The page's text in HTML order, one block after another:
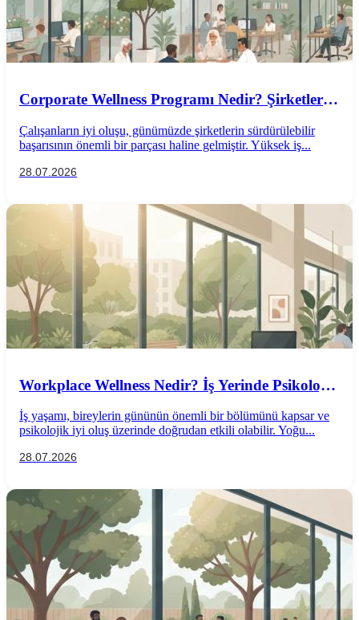
Corporate Wellness Programı Nedir? Şirketler
Çalışanların iyi oluşu, günümüzde şirketlerin sürdürülebilir
başarısının önemli bir parçası haline gelmiştir. Yüksek iş...
28.07.2026
Workplace Wellness Nedir? İş Yerinde Psikolojik
İş yaşamı, bireylerin gününün önemli bir bölümünü kapsar ve
psikolojik iyi oluş üzerinde doğrudan etkili olabilir. Yoğu...
28.07.2026